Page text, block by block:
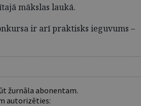
mākslas laukā.
ir arī praktisks ieguvums –
žurnāla abonentam.
autorizēties: